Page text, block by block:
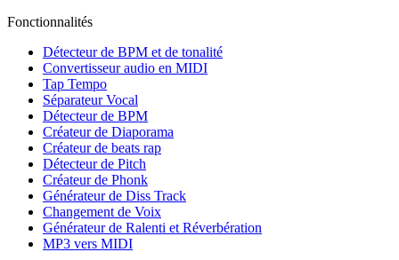
Fonctionnalités
Détecteur de BPM et de tonalité
Convertisseur audio en MIDI
Tap Tempo
Séparateur Vocal
Détecteur de BPM
Créateur de Diaporama
Créateur de beats rap
Détecteur de Pitch
Créateur de Phonk
Générateur de Diss Track
Changement de Voix
Générateur de Ralenti et Réverbération
MP3 vers MIDI